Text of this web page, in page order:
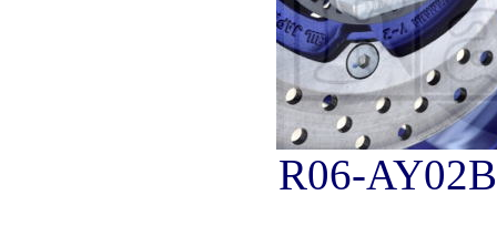
R06-